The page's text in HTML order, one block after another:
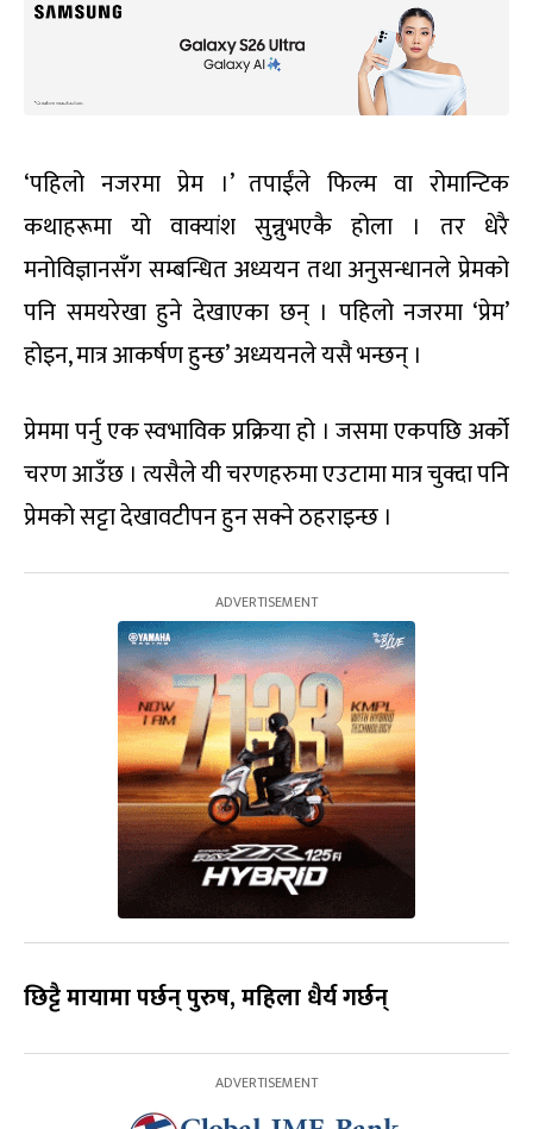
‘पहिलो नजरमा प्रेम ।’ तपाईंले फिल्म वा रोमान्टिक
कथाहरूमा यो वाक्यांश सुन्नुभएकै होला । तर धेरै
मनोविज्ञानसँग सम्बन्धित अध्ययन तथा अनुसन्धानले प्रेमको
पनि समयरेखा हुने देखाएका छन् । पहिलो नजरमा ‘प्रेम’
होइन, मात्र आकर्षण हुन्छ’ अध्ययनले यसै भन्छन् ।
प्रेममा पर्नु एक स्वभाविक प्रक्रिया हो । जसमा एकपछि अर्को
चरण आउँछ । त्यसैले यी चरणहरुमा एउटामा मात्र चुक्दा पनि
प्रेमको सट्टा देखावटीपन हुन सक्ने ठहराइन्छ ।
छिट्टै मायामा पर्छनपुरुष,महिला धैर्यगर्छन्